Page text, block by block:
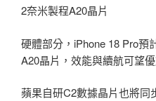
2奈米製程A20晶片
硬體部分，iPhone 18 Pro預
A20晶片，效能與續航可望
蘋果自研C2數據晶片也將同